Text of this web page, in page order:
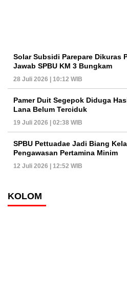
Solar Subsidi Parepare Dikuras
Jawab SPBU KM 3 Bungkam
28 Juli 2026 | 10:12 WIB
Pamer Duit Segepok Diduga
Lana Belum Terciduk
19 Juli 2026 | 02:38 WIB
SPBU Pettuadae Jadi Biang
Pengawasan Pertamina Minim
12 Juli 2026 | 12:52 WIB
KOLOM